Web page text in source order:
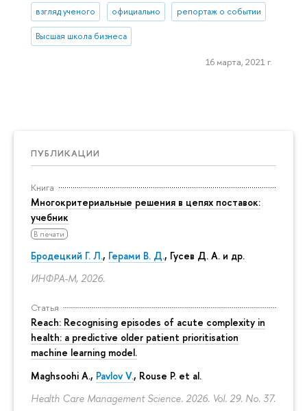
ПУБЛИКАЦИИ
Книга
Многокритериальные решения в цепях поставок:
учебник
В печати
Бродецкий Г. Л., Герами В. Д., Гусев Д. А. и др.
ИНФРА-М, 2026.
Статья
Reach: Recognising episodes of acute complexity in
health: a predictive older patient prioritisation
machine learning model.
Maghsoohi A., Pavlov V., Rouse P. et al.
Health Care Management Science. 2026. Vol. 29. No. 37.
взгляд ученого официально репортаж о событии
Высшая школа бизнеса
16 марта, 2021 г.